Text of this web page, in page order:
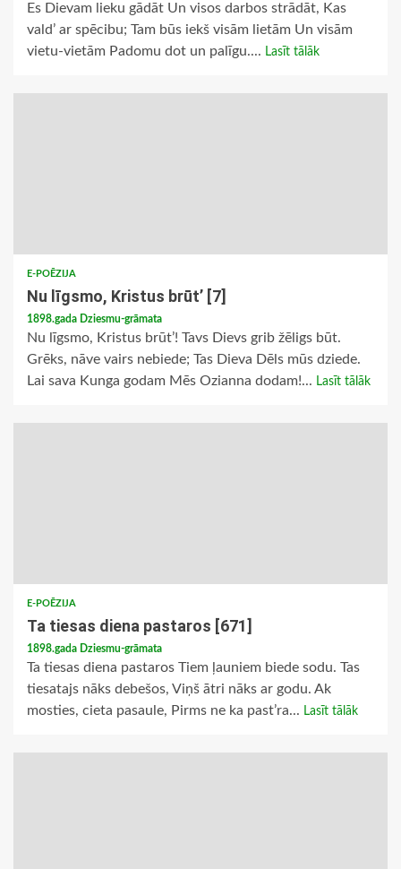
Es Dievam lieku gādāt Un visos darbos strādāt, Kas
vald’ ar spēcibu; Tam būs iekš visām lietām Un visām
vietu-vietām Padomu dot un palīgu.... Lasīt tālāk
E-POĒZIJA
Nu līgsmo, Kristus brūt’ [7]
1898.gada Dziesmu-grāmata
Nu līgsmo, Kristus brūt’! Tavs Dievs grib žēligs būt.
Grēks, nāve vairs nebiede; Tas Dieva Dēls mūs dziede.
Lai sava Kunga godam Mēs Ozianna dodam!... Lasīt tālāk
E-POĒZIJA
Ta tiesas diena pastaros [671]
1898.gada Dziesmu-grāmata
Ta tiesas diena pastaros Tiem ļauniem biede sodu. Tas
tiesatajs nāks debešos, Viņš ātri nāks ar godu. Ak
mosties, cieta pasaule, Pirms ne ka past’ra... Lasīt tālāk